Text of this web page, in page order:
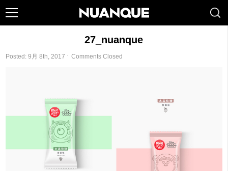
27_nuanque
Posted: 9月 8th, 2017 ˑ Comments Closed